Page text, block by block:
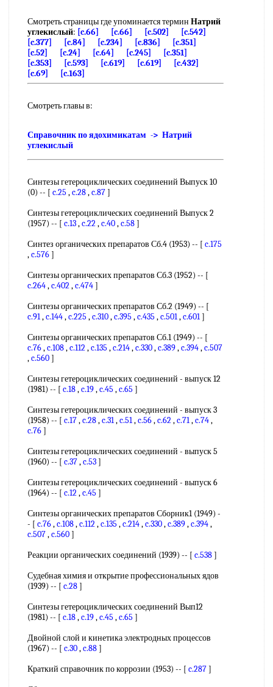
Смотреть страницы где упоминается термин Натрий
углекислый: [c.66] [c.66] [c.502]
[c.542]
[c.377]
[c.84] [c.234] [c.836]
[c.351]
[c.52]
[c.24] [c.64] [c.245]
[c.351]
[c.353]
[c.593] [c.619] [c.619]
[c.432]
[c.69]
[c.163]
Смотреть главы в:
Справочник по ядохимикатам -> Натрий
углекислый
Синтезы гетероциклических соединений Выпуск 10
(0) -- [ c.25 ,c.28,c.87]
Синтезы гетероциклических соединений Выпуск 2
(1957) -- [ c.13,c.22,c.40,c.58]
Синтез органических препаратов Сб.4 (1953) -- [ c.175
,c.576]
Синтезы органических препаратов Сб.3 (1952) -- [
c.264,c.402,c.474]
Синтезы органических препаратов Сб.2 (1949) -- [
c.91,c.144,c.225 ,c.310,c.395 ,c.435 ,c.501,c.601]
Синтезы органических препаратов Сб.1 (1949) -- [
c.76,c.108,c.112,c.135 ,c.214,c.330,c.389,c.394,c.507
,c.560]
Синтезы гетероциклических соединений - выпуск 12
(1981) -- [ c.18,c.19,c.45 ,c.65 ]
Синтезы гетероциклических соединений - выпуск 3
(1958) -- [ c.17,c.28,c.31,c.51,c.56,c.62,c.71,c.74,
c.76]
Синтезы гетероциклических соединений - выпуск 5
(1960) -- [ c.37,c.53]
Синтезы гетероциклических соединений - выпуск 6
(1964) -- [ c.12,c.45 ]
Синтезы органических препаратов Сборник1 (1949) -
- [ c.76,c.108,c.112,c.135 ,c.214,c.330,c.389,c.394,
c.507,c.560]
Реакции органических соединений (1939) -- [ c.538]
Судебная химия и открытие профессиональных ядов
(1939) -- [ c.28]
Синтезы гетероциклических соединений Вып12
(1981) -- [ c.18,c.19,c.45 ,c.65 ]
Двойной слой и кинетика электродных процессов
(1967) -- [ c.30,c.88]
Краткий справочник по коррозии (1953) -- [ c.287]